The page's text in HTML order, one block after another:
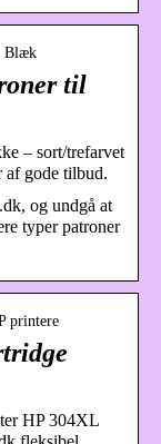
Blæk
til
– sort/trefarvet
af gode tilbud.
og undgå at
typer patroner
printere
HP 304XL